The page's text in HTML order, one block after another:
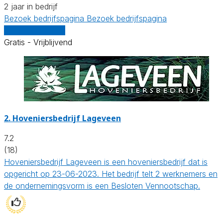
2 jaar in bedrijf
Bezoek bedrijfspagina Bezoek bedrijfspagina
Gratis - Vrijblijvend
2. Hoveniersbedrijf Lageveen
7.2
(18)
Hoveniersbedrijf Lageveen is een hoveniersbedrijf dat is
opgericht op 23-06-2023. Het bedrijf telt 2 werknemers en
de ondernemingsvorm is een Besloten Vennootschap.